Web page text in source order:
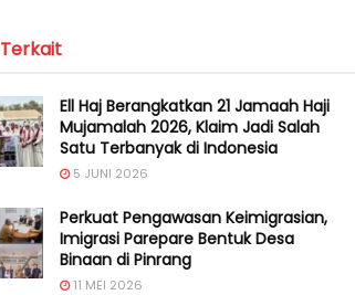
Terkait
Ell Haj Berangkatkan 21 Jamaah Haji
Mujamalah 2026, Klaim Jadi Salah
Satu Terbanyak di Indonesia
5 JUNI 2026
Perkuat Pengawasan Keimigrasian,
Imigrasi Parepare Bentuk Desa
Binaan di Pinrang
11 MEI 2026